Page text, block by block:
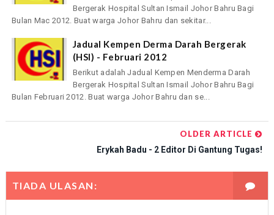
Bergerak Hospital Sultan Ismail Johor Bahru Bagi
Bulan Mac 2012. Buat warga Johor Bahru dan sekitar...
Jadual Kempen Derma Darah Bergerak
(HSI) - Februari 2012
Berikut adalah Jadual Kempen Menderma Darah
Bergerak Hospital Sultan Ismail Johor Bahru Bagi
Bulan Februari 2012. Buat warga Johor Bahru dan se...
OLDER ARTICLE
Erykah Badu - 2 Editor Di Gantung Tugas!
TIADA ULASAN: